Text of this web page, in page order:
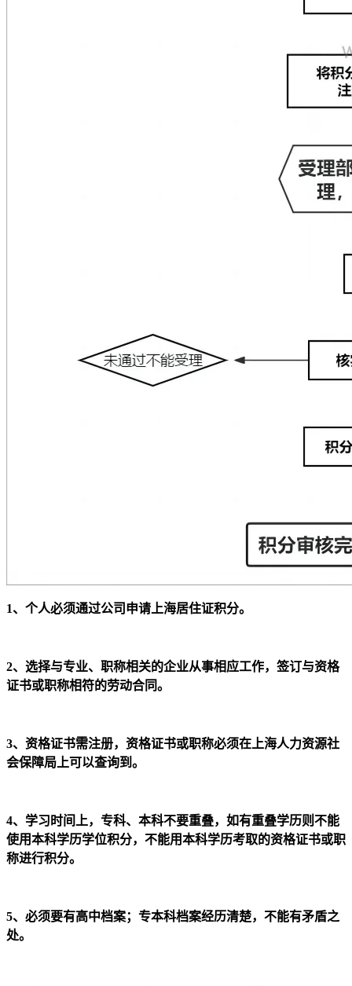
1、个人必须通过公司申请上海居住证积分。
2、选择与专业、职称相关的企业从事相应工作，签订与资格
证书或职称相符的劳动合同。
3、资格证书需注册，资格证书或职称必须在上海人力资源社
会保障局上可以查询到。
4、学习时间上，专科、本科不要重叠，如有重叠学历则不能
使用本科学历学位积分，不能用本科学历考取的资格证书或职
称进行积分。
5、必须要有高中档案；专本科档案经历清楚，不能有矛盾之
处。